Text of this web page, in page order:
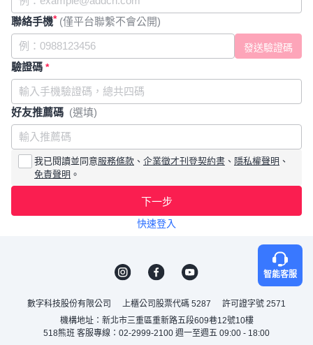
聯絡手機* (僅平台聯繫不會公開)
驗證碼 *
好友推薦碼 (選填)
我已閱讀並同意服務條款 、 企業徵才刊登契約書 、 隱私權聲明 、
免責聲明 。
下一步
快速登入
智能客服
數字科技股份有限公司 上櫃公司股票代碼 5287
許可證字號 2571
機構地址：新北市三重區重新路五段609巷12號10樓
518熊班 客服專線：02-2999-2100 週一至週五 09:00 - 18:00